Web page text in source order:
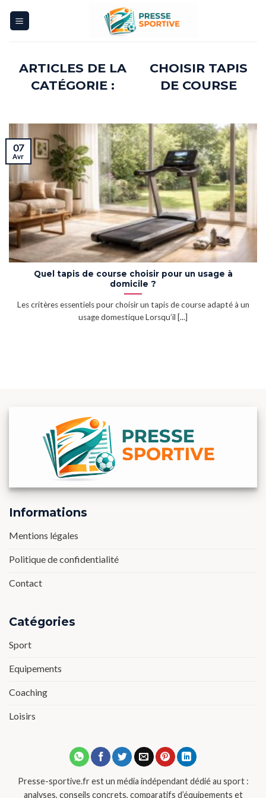
CHOISIR TAPIS
DE COURSE
Quel tapis de course choisir pour un usage à
domicile ?
Les critères essentiels pour choisir un tapis de course adapté à un
usage domestique Lorsqu’il [...]
07
Avr
Informations
Mentions légales
Politique de confidentialité
Contact
Catégories
Sport
Equipements
Coaching
Loisirs
Presse-sportive.fr est un média indépendant dédié au sport :
analyses, conseils concrets, comparatifs d’équipements et